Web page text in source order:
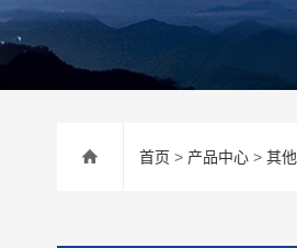
首页 > 产品中心 > 其他